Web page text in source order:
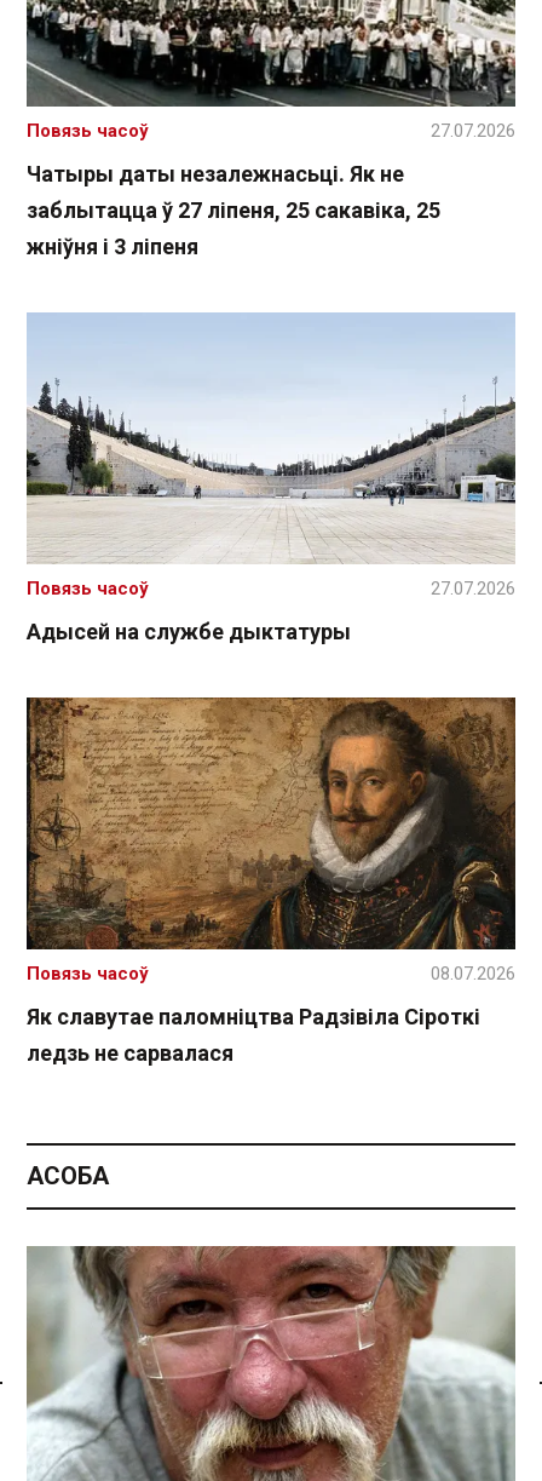
Спасылка без VPN
Чатыры даты незалежнасьці. Як не
заблытацца ў 27 ліпеня, 25 сакавіка, 25
жніўня і 3 ліпеня
Повязь часоў 27.07.2026
Адысей на службе дыктатуры
Повязь часоў 27.07.2026
Як славутае паломніцтва Радзівіла Сіроткі
ледзь не сарвалася
Повязь часоў 08.07.2026
АСОБА